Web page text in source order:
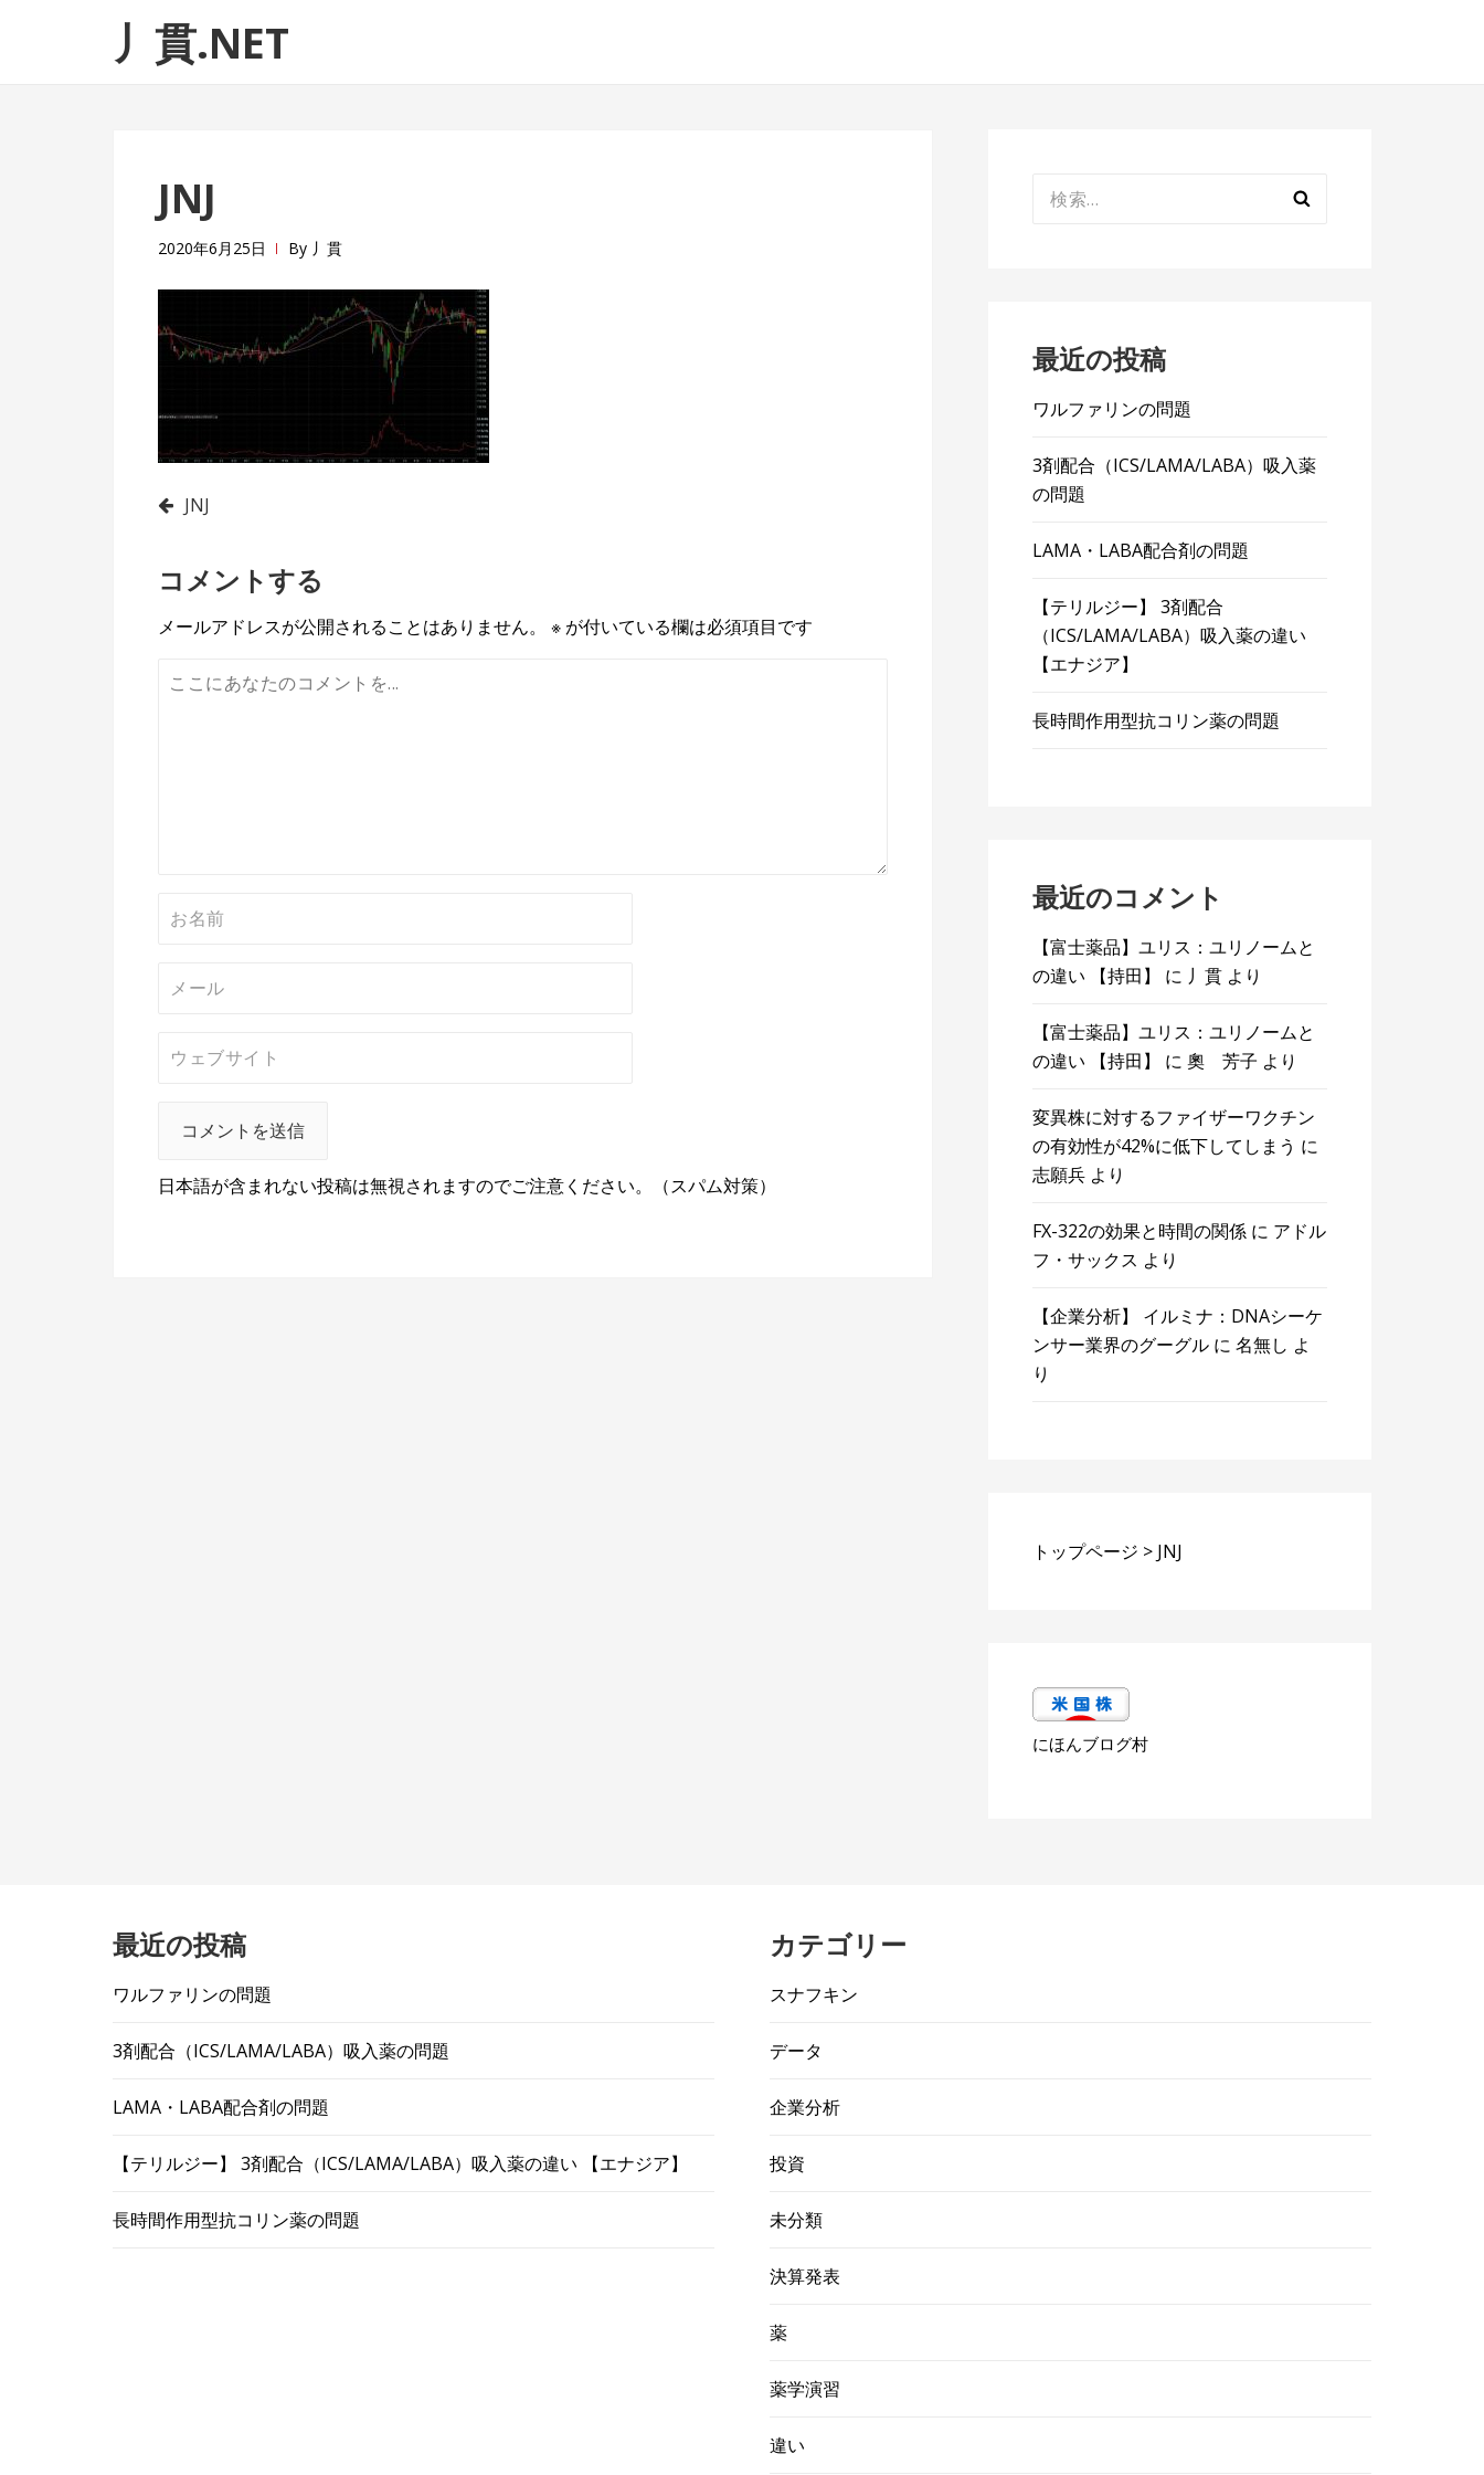
ゲ
テ丿貫.NET
JNJ
2020年6月25日 By 丿貫
投
ナ
ビ
ゲ
JNJ
コメントする
メールアドレスが公開されることはありません。 ※ が付いている欄は必須項目です
日本語が含まれない投稿は無視されますのでご注意ください。（スパム対策）
索:
最近の投稿
ワルファリンの問題
3剤配合（ICS/LAMA/LABA）吸入薬
の問題
LAMA・LABA配合剤の問題
【テリルジー】 3剤配合
（ICS/LAMA/LABA）吸入薬の違い
【エナジア】
長時間作用型抗コリン薬の問題
最近のコメント
【富士薬品】ユリス：ユリノームと
の違い 【持田】
に 丿貫 より
【富士薬品】ユリス：ユリノームと
の違い 【持田】
に奧 芳子 より
変異株に対するファイザーワクチン
の有効性が42%に低下してしまう に
志願兵 より
FX-322の効果と時間の関係 に アドル
フ・サックス より
【企業分析】 イルミナ：DNAシーケ
ンサー業界のグーグル に名無し よ
り
トップページ > JNJ
にほんブログ村
最近の投稿
ワルファリンの問題
3剤配合（ICS/LAMA/LABA）吸入薬の問題
LAMA・LABA配合剤の問題
【テリルジー】 3剤配合（ICS/LAMA/LABA）吸入薬の違い 【エナジア】
長時間作用型抗コリン薬の問題
カテゴリー
スナフキン
データ
企業分析
投資
未分類
決算発表
薬
薬学演習
違い